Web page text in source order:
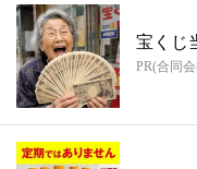
宝くじ
PR(合同